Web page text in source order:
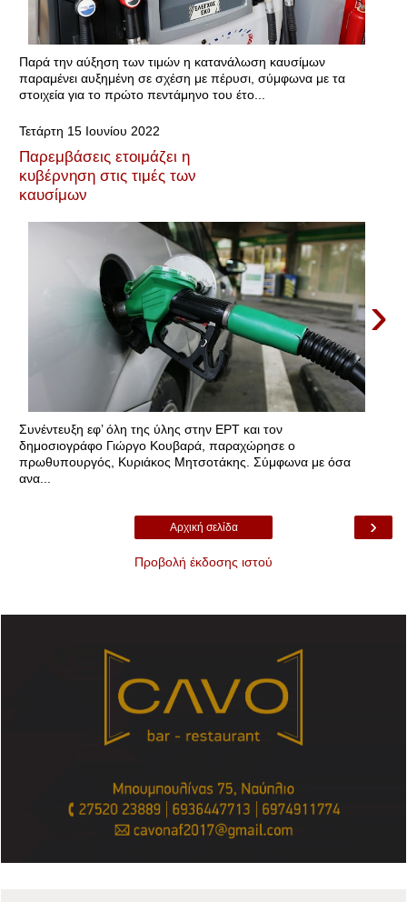
Παρά την αύξηση των τιμών η κατανάλωση καυσίμων
παραμένει αυξημένη σε σχέση με πέρυσι, σύμφωνα με τα
στοιχεία για το πρώτο πεντάμηνο του έτο...
Τετάρτη 15 Ιουνίου 2022
Παρεμβάσεις ετοιμάζει η
κυβέρνηση στις τιμές των
καυσίμων
›
Συνέντευξη εφ’ όλη της ύλης στην ΕΡΤ και τον
δημοσιογράφο Γιώργο Κουβαρά, παραχώρησε ο
πρωθυπουργός, Κυριάκος Μητσοτάκης. Σύμφωνα με όσα
ανα...
›
Αρχική σελίδα
Προβολή έκδοσης ιστού